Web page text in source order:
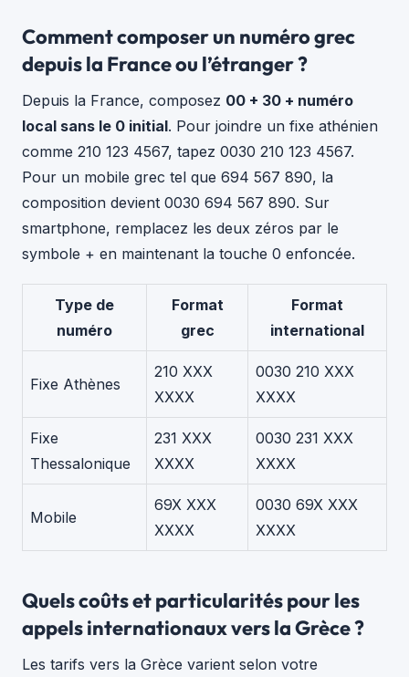
Comment composer un numéro grec
depuis la France ou l’étranger ?
Depuis la France, composez 00 + 30 + numéro
local sans le 0 initial. Pour joindre un fixe athénien
comme 210 123 4567, tapez 0030 210 123 4567.
Pour un mobile grec tel que 694 567 890, la
composition devient 0030 694 567 890. Sur
smartphone, remplacez les deux zéros par le
symbole + en maintenant la touche 0 enfoncée.
Type de
numéro
Format
grec
Format
international
Fixe Athènes
210 XXX
XXXX
0030 210 XXX
XXXX
Fixe
Thessalonique
231 XXX
XXXX
0030 231 XXX
XXXX
Mobile
69X XXX
XXXX
0030 69X XXX
XXXX
Quels coûts et particularités pour les
appels internationaux vers la Grèce ?
Les tarifs vers la Grèce varient selon votre